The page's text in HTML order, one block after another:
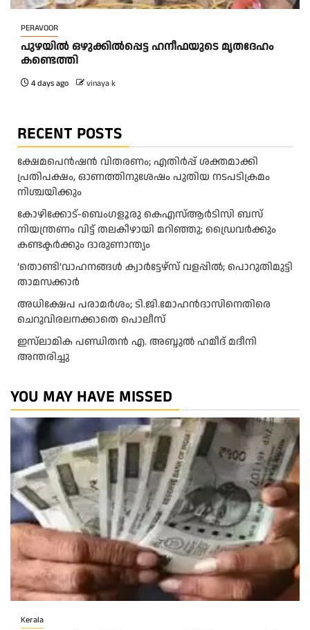
PERAVOOR
പുഴയിൽ ഒഴുക്കിൽപ്പെട്ട ഹനീഫയുടെ മൃതദേഹം
കണ്ടെത്തി
4 days ago vinaya k
RECENT POSTS
ക്ഷേമപെൻഷൻ വിതരണം; എതിർപ്പ് ശക്തമാക്കി
പ്രതിപക്ഷം, ഓണത്തിനുശേഷം പുതിയ നടപടിക്രമം
നിശ്ചയിക്കും
കോഴിക്കോട്-ബെംഗളൂരു കെഎസ്ആര്‍ടിസി ബസ്
നിയന്ത്രണം വിട്ട് തലകീഴായി മറിഞ്ഞു; ഡ്രെെവർക്കും
കണ്ടക്ടർക്കും ദാരുണാന്ത്യം
‘തൊണ്ടി’വാഹനങ്ങൾ ക്വാർട്ടേഴ്സ്‌ വളപ്പിൽ; പൊറുതിമുട്ടി
താമസക്കാർ
അധിക്ഷേപ പരാമര്‍ശം; ടി.ജി.മോഹന്‍ദാസിനെതിരെ
ചെറുവിരലനക്കാതെ പൊലീസ്
ഇസ്‍ലാമിക പണ്ഡിതൻ എ. അബ്ദുൽ ഹമീദ് മദീനി
അന്തരിച്ചു
YOU MAY HAVE MISSED
Kerala